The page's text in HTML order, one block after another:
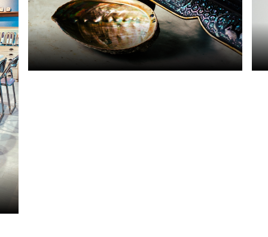
はじめての高岡
地元ライター記事